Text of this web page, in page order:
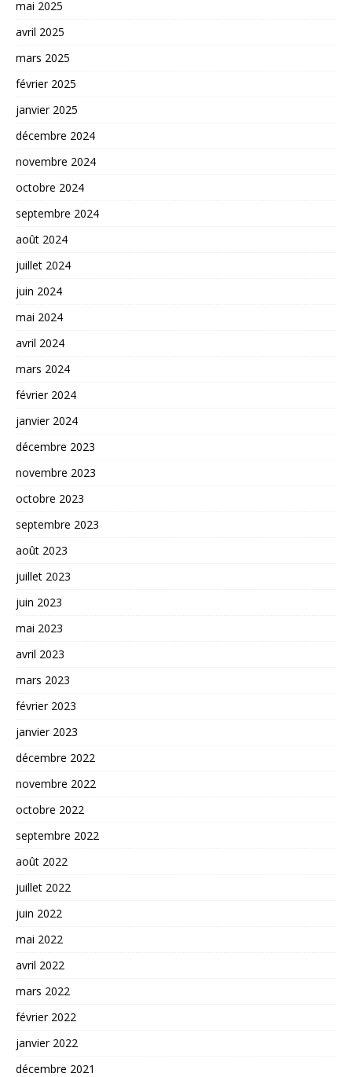
mai 2025
avril 2025
mars 2025
février 2025
janvier 2025
décembre 2024
novembre 2024
octobre 2024
septembre 2024
août 2024
juillet 2024
juin 2024
mai 2024
avril 2024
mars 2024
février 2024
janvier 2024
décembre 2023
novembre 2023
octobre 2023
septembre 2023
août 2023
juillet 2023
juin 2023
mai 2023
avril 2023
mars 2023
février 2023
janvier 2023
décembre 2022
novembre 2022
octobre 2022
septembre 2022
août 2022
juillet 2022
juin 2022
mai 2022
avril 2022
mars 2022
février 2022
janvier 2022
décembre 2021